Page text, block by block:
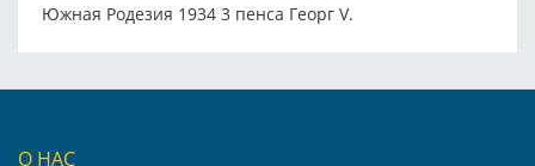
Южная Родезия 1934 3 пенса Георг V.
О НАС